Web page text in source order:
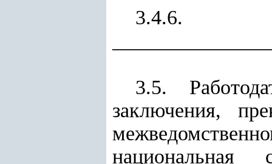
3.4.6.
3.5.
заключения,